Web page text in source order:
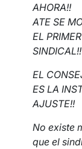
AHORA!!
ATE SE
EL
SINDICAL!!
EL
ES LA
AJUSTE!!
No existe
que el